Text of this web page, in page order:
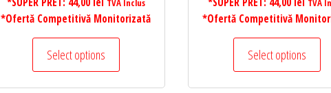
*Ofertă Competitivă Monitorizată
Select options
*Ofertă Competitivă
Select options